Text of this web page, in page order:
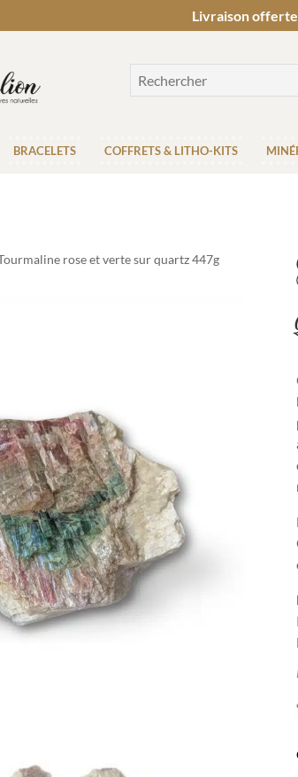
Livraison
BRACELETS COFFRETS & LITHO-KITS
rose et verte sur quartz 447g